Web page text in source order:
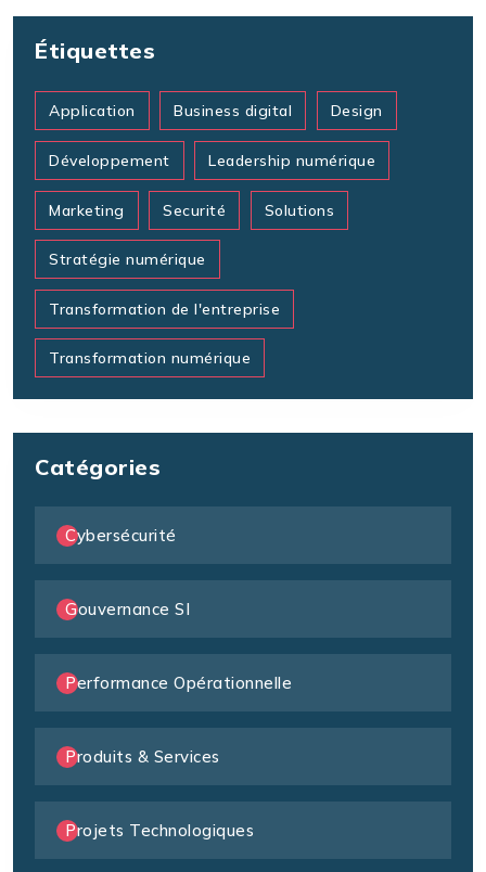
Étiquettes
Application Business digital Design
Développement Leadership numérique
Marketing Securité Solutions
Stratégie numérique
Transformation de l'entreprise
Transformation numérique
Catégories
Cybersécurité
Gouvernance SI
Performance Opérationnelle
Produits & Services
Projets Technologiques